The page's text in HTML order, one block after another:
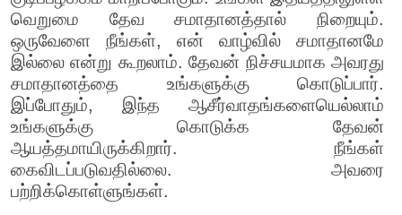
வெறுமை தேவ சமாதானத்தால் நிறையும்.
ஒருவேளை நீங்கள், என் வாழ்வில் சமாதானமே
இல்லை என்று கூறலாம். தேவன் நிச்சயமாக அவரது
சமாதானத்தை உங்களுக்கு கொடுப்பார்.
இப்போதும், இந்த ஆசீர்வாதங்களையெல்லாம்
உங்களுக்கு கொடுக்க தேவன்
ஆயத்தமாயிருக்கிறார். நீங்கள்
கைவிடப்படுவதில்லை. அவரை
பற்றிக்கொள்ளுங்கள்.